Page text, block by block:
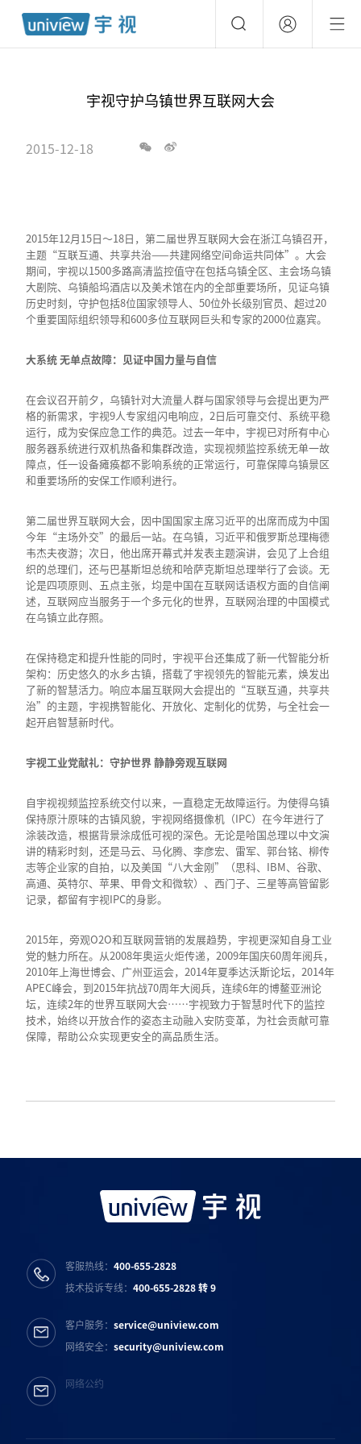
宇视守护乌镇世界互联网大会
2015-12-18
2015年12月15日～18日，第二届世界互联网大会在浙江乌镇召开，
主题“互联互通、共享共治——共建网络空间命运共同体”。大会
期间，宇视以1500多路高清监控值守在包括乌镇全区、主会场乌镇
大剧院、乌镇船坞酒店以及美术馆在内的全部重要场所，见证乌镇
历史时刻，守护包括8位国家领导人、50位外长级别官员、超过20
个重要国际组织领导和600多位互联网巨头和专家的2000位嘉宾。
大系统 无单点故障：见证中国力量与自信
在会议召开前夕，乌镇针对大流量人群与国家领导与会提出更为严
格的新需求，宇视9人专家组闪电响应，2日后可靠交付、系统平稳
运行，成为安保应急工作的典范。过去一年中，宇视已对所有中心
服务器系统进行双机热备和集群改造，实现视频监控系统无单一故
障点，任一设备瘫痪都不影响系统的正常运行，可靠保障乌镇景区
和重要场所的安保工作顺利进行。
第二届世界互联网大会，因中国国家主席习近平的出席而成为中国
今年“主场外交”的最后一站。在乌镇，习近平和俄罗斯总理梅德
韦杰夫夜游；次日，他出席开幕式并发表主题演讲，会见了上合组
织的总理们，还与巴基斯坦总统和哈萨克斯坦总理举行了会谈。无
论是四项原则、五点主张，均是中国在互联网话语权方面的自信阐
述，互联网应当服务于一个多元化的世界，互联网治理的中国模式
在乌镇立此存照。
在保持稳定和提升性能的同时，宇视平台还集成了新一代智能分析
架构：历史悠久的水乡古镇，搭载了宇视领先的智能元素，焕发出
了新的智慧活力。响应本届互联网大会提出的“互联互通，共享共
治”的主题，宇视携智能化、开放化、定制化的优势，与全社会一
起开启智慧新时代。
宇视工业党献礼：守护世界 静静旁观互联网
自宇视视频监控系统交付以来，一直稳定无故障运行。为使得乌镇
保持原汁原味的古镇风貌，宇视网络摄像机（IPC）在今年进行了
涂装改造，根据背景涂成低可视的深色。无论是哈国总理以中文演
讲的精彩时刻，还是马云、马化腾、李彦宏、雷军、郭台铭、柳传
志等企业家的自拍，以及美国“八大金刚”（思科、IBM、谷歌、
高通、英特尔、苹果、甲骨文和微软）、西门子、三星等高管留影
记录，都留有宇视IPC的身影。
2015年，旁观O2O和互联网营销的发展趋势，宇视更深知自身工业
党的魅力所在。从2008年奥运火炬传递，2009年国庆60周年阅兵，
2010年上海世博会、广州亚运会，2014年夏季达沃斯论坛，2014年
APEC峰会，到2015年抗战70周年大阅兵，连续6年的博鳌亚洲论
坛，连续2年的世界互联网大会……宇视致力于智慧时代下的监控
技术，始终以开放合作的姿态主动融入安防变革，为社会贡献可靠
保障，帮助公众实现更安全的高品质生活。
客服热线：400-655-2828
技术投诉专线：400-655-2828 转 9
客户服务：service@uniview.com
网络安全：security@uniview.com
网络公约